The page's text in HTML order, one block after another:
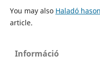
You may also Haladó
article.
Információ